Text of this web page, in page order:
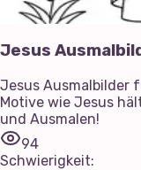
Jesus
Jesus Ausmalbilder
Motive wie Jesus
und Ausmalen!
94
Schwierigkeit: